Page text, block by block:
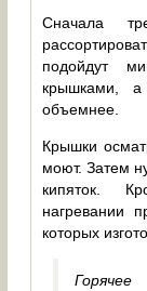
Сначала
подойдут
крышками,
объемнее.
Крышки
моют. Затем
кипяток.
нагревании
которых